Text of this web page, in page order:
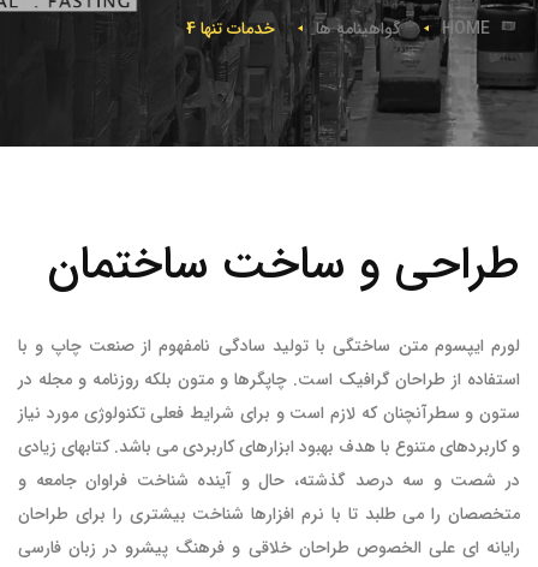
HOME گواهینامه ها خدمات تنها 4
طراحی و ساخت ساختمان
لورم ایپسوم متن ساختگی با تولید سادگی نامفهوم از صنعت چاپ و با
استفاده از طراحان گرافیک است. چاپگرها و متون بلکه روزنامه و مجله در
ستون و سطرآنچنان که لازم است و برای شرایط فعلی تکنولوژی مورد نیاز
و کاربردهای متنوع با هدف بهبود ابزارهای کاربردی می باشد. کتابهای زیادی
در شصت و سه درصد گذشته، حال و آینده شناخت فراوان جامعه و
متخصصان را می طلبد تا با نرم افزارها شناخت بیشتری را برای طراحان
رایانه ای علی الخصوص طراحان خلاقی و فرهنگ پیشرو در زبان فارسی